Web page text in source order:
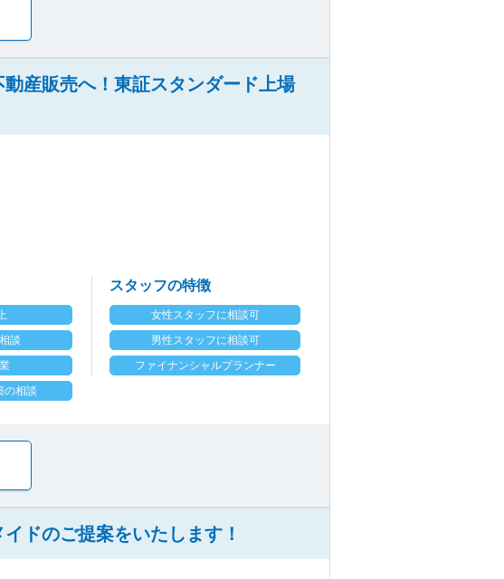
産販売へ！東証スタンダード上場
談
の相談
スタッフの特徴
女性スタッフに相談可
男性スタッフに相談可
ファイナンシャルプランナー
ドのご提案をいたします！